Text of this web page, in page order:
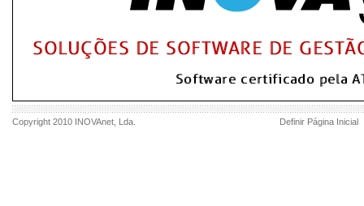
Copyright 2010 INOVAnet , Lda. Definir Página Inicial